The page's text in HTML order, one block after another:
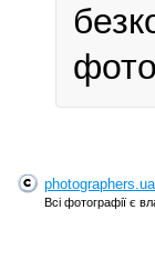
photographers.ua
Всі фотографії є